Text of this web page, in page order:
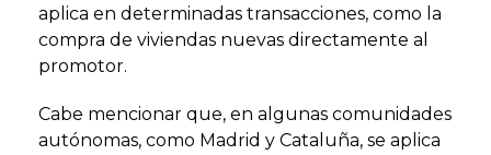
aplica en determinadas transacciones, como la
compra de viviendas nuevas directamente al
promotor.
Cabe mencionar que, en algunas comunidades
autónomas, como Madrid y Cataluña, se aplica